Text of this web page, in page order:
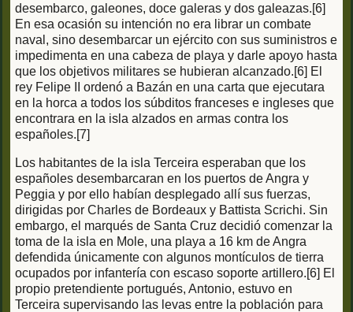
desembarco, galeones, doce galeras y dos galeazas.[6]
En esa ocasión su intención no era librar un combate
naval, sino desembarcar un ejército con sus suministros e
impedimenta en una cabeza de playa y darle apoyo hasta
que los objetivos militares se hubieran alcanzado.[6] El
rey Felipe II ordenó a Bazán en una carta que ejecutara
en la horca a todos los súbditos franceses e ingleses que
encontrara en la isla alzados en armas contra los
españoles.[7]
Los habitantes de la isla Terceira esperaban que los
españoles desembarcaran en los puertos de Angra y
Peggia y por ello habían desplegado allí sus fuerzas,
dirigidas por Charles de Bordeaux y Battista Scrichi. Sin
embargo, el marqués de Santa Cruz decidió comenzar la
toma de la isla en Mole, una playa a 16 km de Angra
defendida únicamente con algunos montículos de tierra
ocupados por infantería con escaso soporte artillero.[6] El
propio pretendiente portugués, Antonio, estuvo en
Terceira supervisando las levas entre la población para